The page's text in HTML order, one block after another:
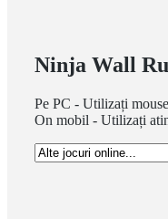
Ninja Wall
Pe PC - Utilizați
On mobil - Utilizați